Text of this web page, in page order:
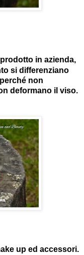
in azienda,
si differenziano
non
deformano il viso.
up ed accessori.